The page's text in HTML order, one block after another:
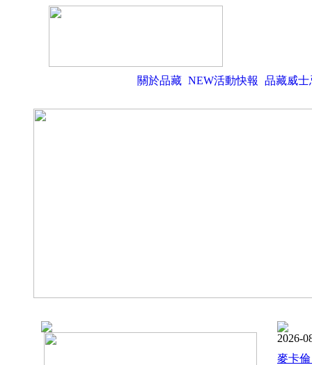
關於品藏 NEW活動快報 品藏威士
2026-
麥卡倫